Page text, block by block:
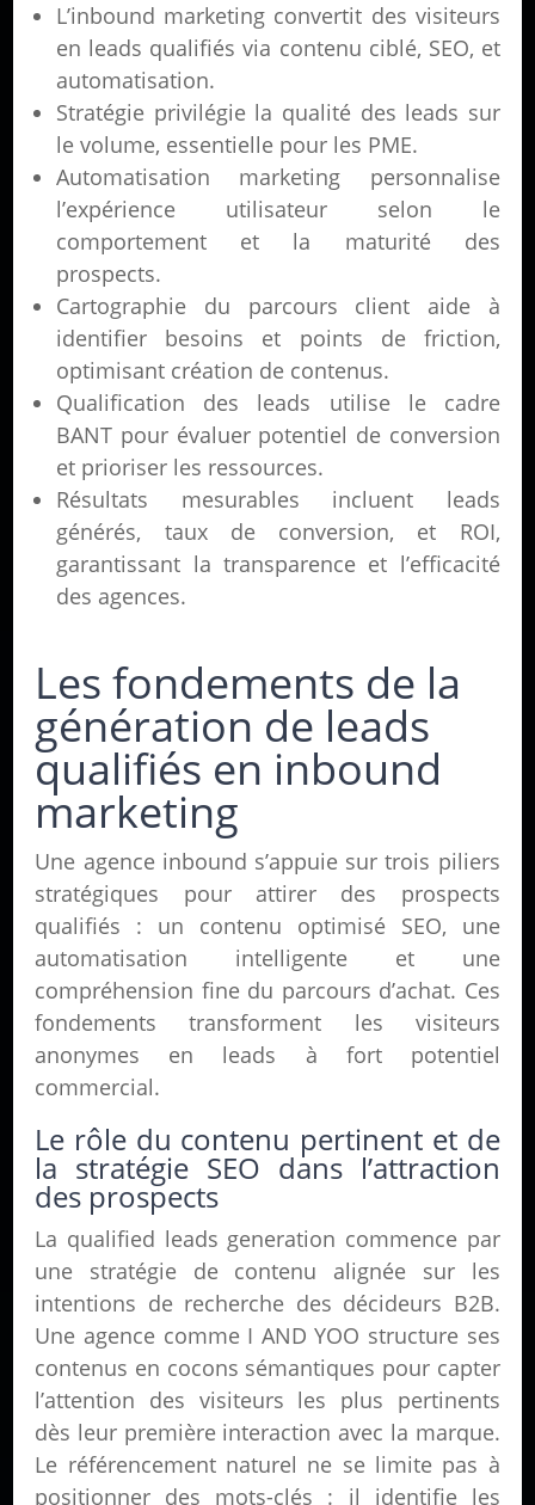
L’inbound marketing convertit des visiteurs
en leads qualifiés via contenu ciblé, SEO, et
automatisation.
Stratégie privilégie la qualité des leads sur
le volume, essentielle pour les PME.
Automatisation marketing personnalise
l’expérience utilisateur selon le
comportement et la maturité des
prospects.
Cartographie du parcours client aide à
identifier besoins et points de friction,
optimisant création de contenus.
Qualification des leads utilise le cadre
BANT pour évaluer potentiel de conversion
et prioriser les ressources.
Résultats mesurables incluent leads
générés, taux de conversion, et ROI,
garantissant la transparence et l’efficacité
des agences.
Les fondements de la
génération de leads
qualifiés en inbound
marketing
Une agence inbound s’appuie sur trois piliers
stratégiques pour attirer des prospects
qualifiés : un contenu optimisé SEO, une
automatisation intelligente et une
compréhension fine du parcours d’achat. Ces
fondements transforment les visiteurs
anonymes en leads à fort potentiel
commercial.
Le rôle du contenu pertinent et de
la stratégie SEO dans l’attraction
des prospects
La qualified leads generation commence par
une stratégie de contenu alignée sur les
intentions de recherche des décideurs B2B.
Une agence comme I AND YOO structure ses
contenus en cocons sémantiques pour capter
l’attention des visiteurs les plus pertinents
dès leur première interaction avec la marque.
Le référencement naturel ne se limite pas à
positionner des mots-clés : il identifie les